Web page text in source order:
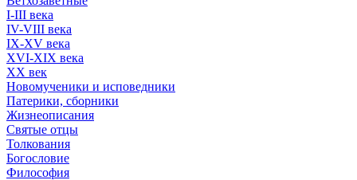
I-III века
IV-VIII века
IX-XV века
XVI-XIX века
XX век
Новомученики и исповедники
Патерики, сборники
Жизнеописания
Святые отцы
Толкования
Богословие
Философия